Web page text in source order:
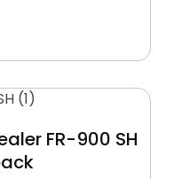
FR-900 SH